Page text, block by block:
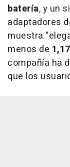
batería, y un
adaptadores
muestra
menos de
compañía ha
que los